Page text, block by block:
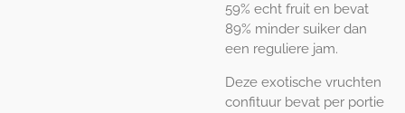
59% echt fruit en bevat
89% minder suiker dan
een reguliere jam.
Deze exotische vruchten
confituur bevat per portie